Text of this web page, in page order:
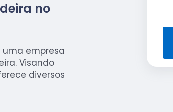
no
uma empresa
Visando
diversos